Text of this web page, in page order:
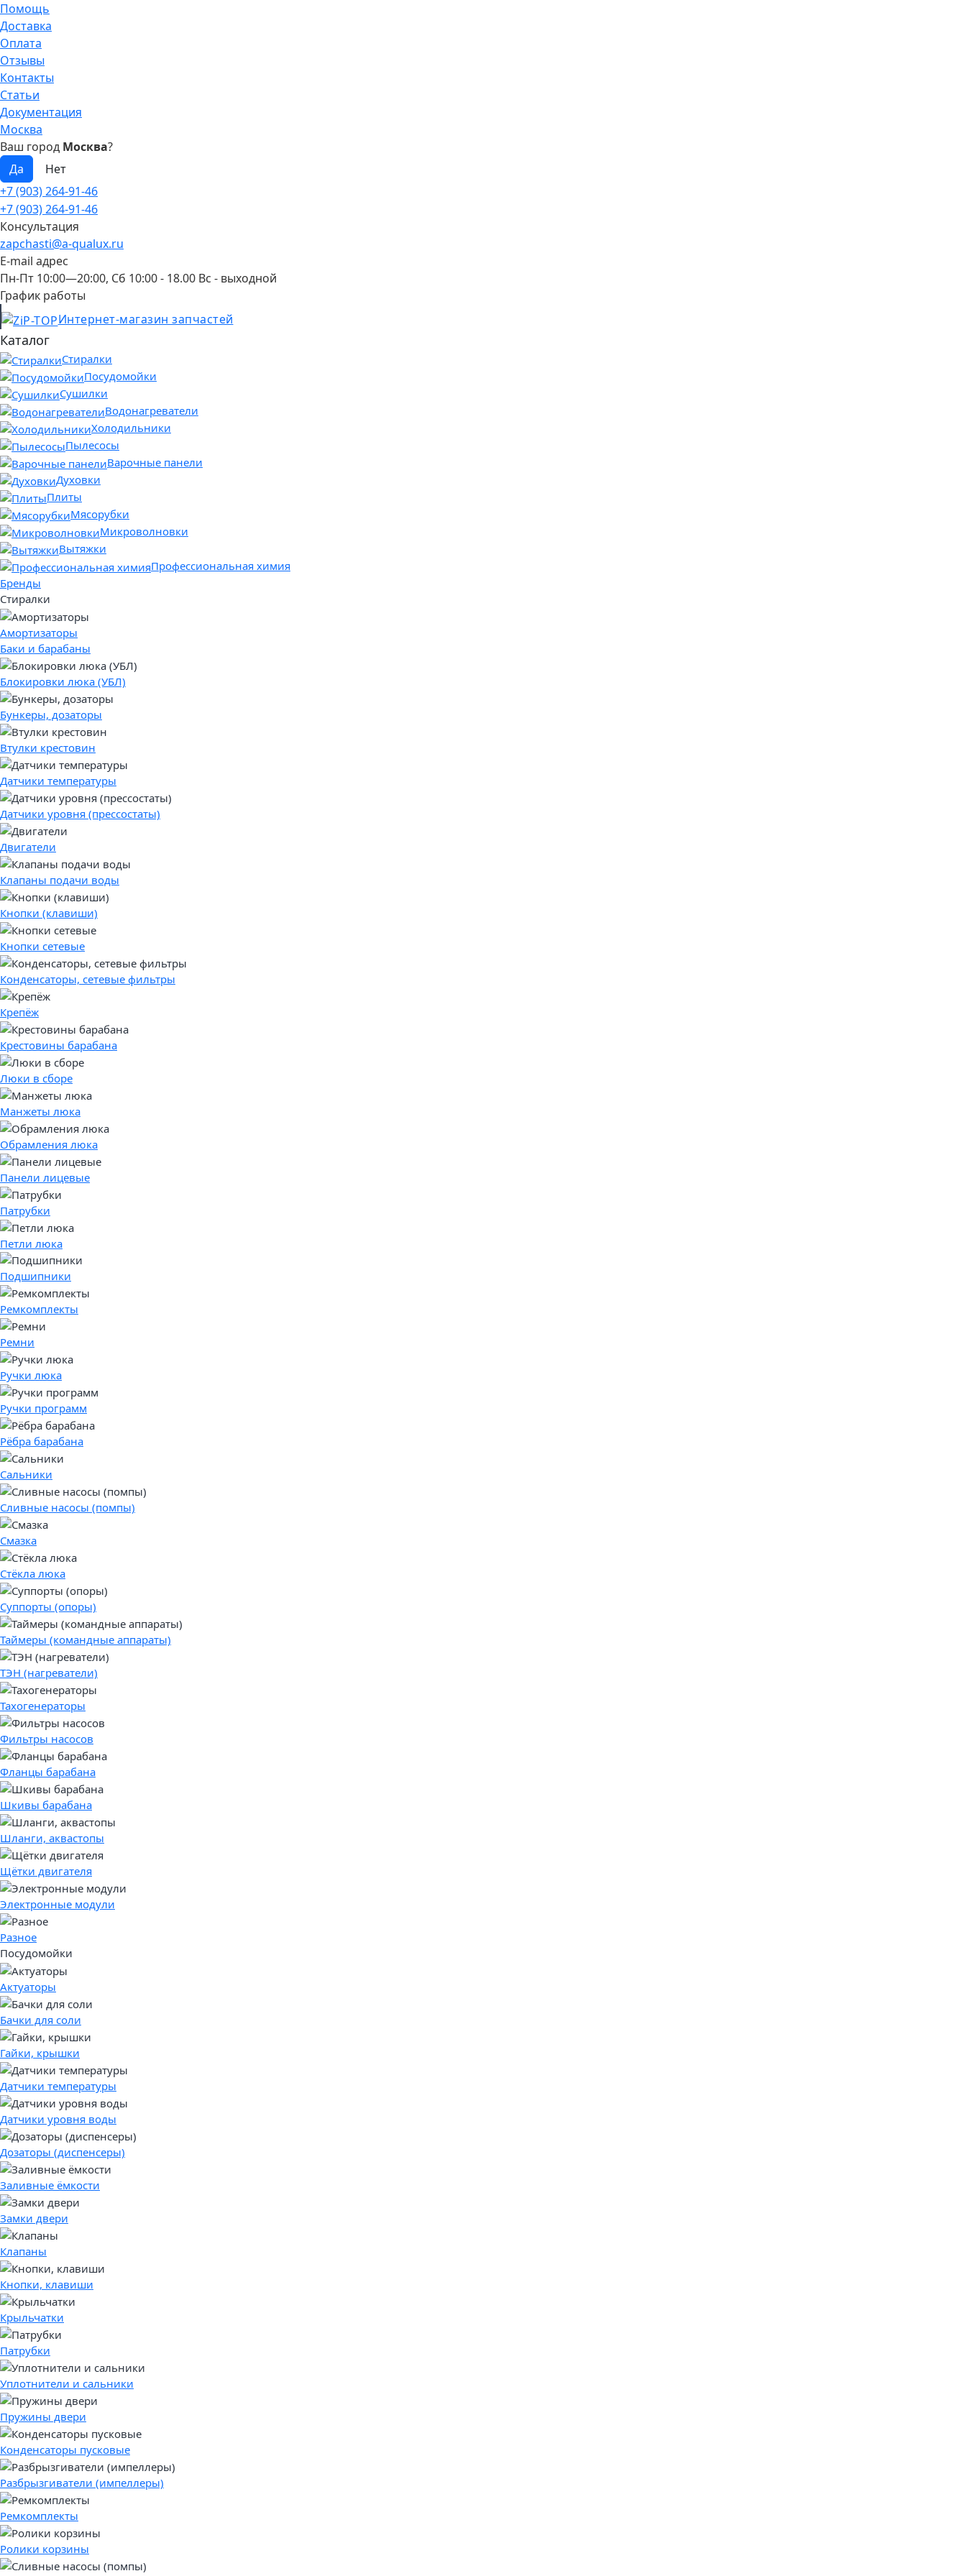
Помощь
Доставка
Оплата
Отзывы
Контакты
Статьи
Документация
Москва
Ваш город Москва?
+7 (903) 264-91-46
+7 (903) 264-91-46
Консультация
zapchasti@a-qualux.ru
E-mail адрес
Пн-Пт 10:00—20:00, Сб 10:00 - 18.00 Вс - выходной
График работы
Интернет-магазин запчастей
Каталог
Стиралки
Посудомойки
Сушилки
Водонагреватели
Холодильники
Пылесосы
Варочные панели
Духовки
Плиты
Мясорубки
Микроволновки
Вытяжки
Профессиональная химия
Бренды
Стиралки
Амортизаторы
Баки и барабаны
Блокировки люка (УБЛ)
Бункеры, дозаторы
Втулки крестовин
Датчики температуры
Датчики уровня (прессостаты)
Двигатели
Клапаны подачи воды
Кнопки (клавиши)
Кнопки сетевые
Конденсаторы, сетевые фильтры
Крепёж
Крестовины барабана
Люки в сборе
Манжеты люка
Обрамления люка
Панели лицевые
Патрубки
Петли люка
Подшипники
Ремкомплекты
Ремни
Ручки люка
Ручки программ
Рёбра барабана
Сальники
Сливные насосы (помпы)
Смазка
Стёкла люка
Суппорты (опоры)
Таймеры (командные аппараты)
ТЭН (нагреватели)
Тахогенераторы
Фильтры насосов
Фланцы барабана
Шкивы барабана
Шланги, аквастопы
Щётки двигателя
Электронные модули
Разное
Посудомойки
Актуаторы
Бачки для соли
Гайки, крышки
Датчики температуры
Датчики уровня воды
Дозаторы (диспенсеры)
Заливные ёмкости
Замки двери
Клапаны
Кнопки, клавиши
Крыльчатки
Патрубки
Уплотнители и сальники
Пружины двери
Конденсаторы пусковые
Разбрызгиватели (импеллеры)
Ремкомплекты
Ролики корзины